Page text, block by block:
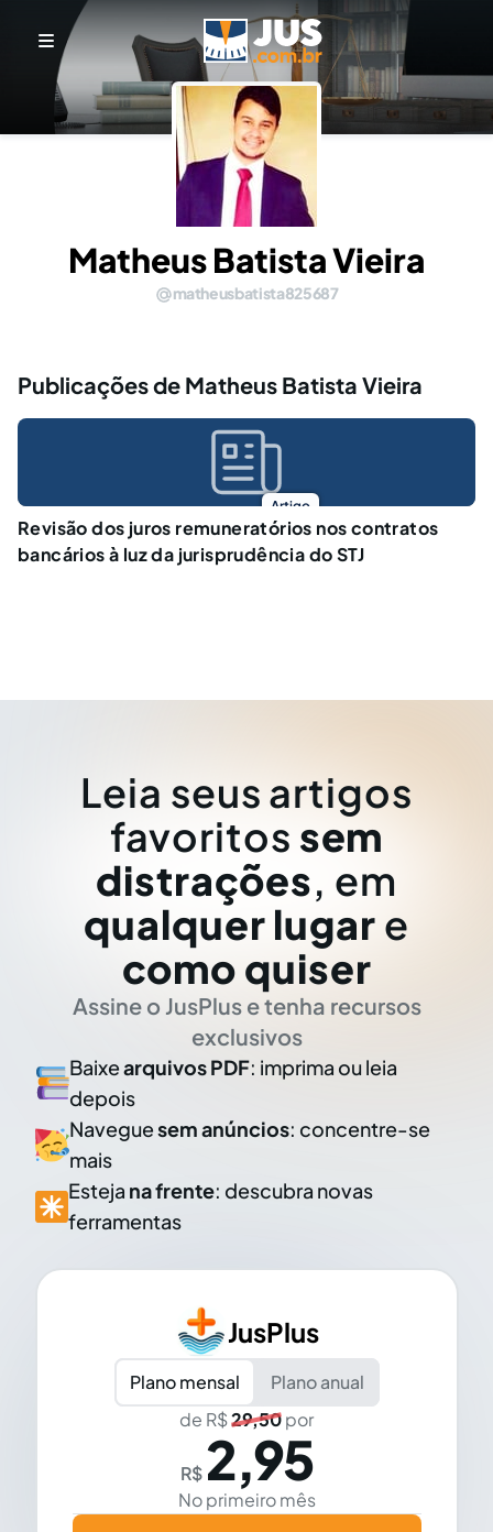
Matheus Batista Vieira
matheusbatista825687
Publicações de Matheus Batista Vieira
Artigo
Revisão dos juros remuneratórios nos contratos
bancários à luz da jurisprudência do STJ
Leia seus artigos
favoritos sem
distrações, em
qualquer lugar e
como quiser
Assine o JusPlus e tenha recursos
exclusivos
Baixearquivos PDF: imprima ou leia
depois
Naveguesem anúncios: concentre-se
mais
Esteja na frente: descubra novas
ferramentas
JusPlus
Plano mensal
Plano anual
de R$29,50por
R$ 2,95
No primeiro mês